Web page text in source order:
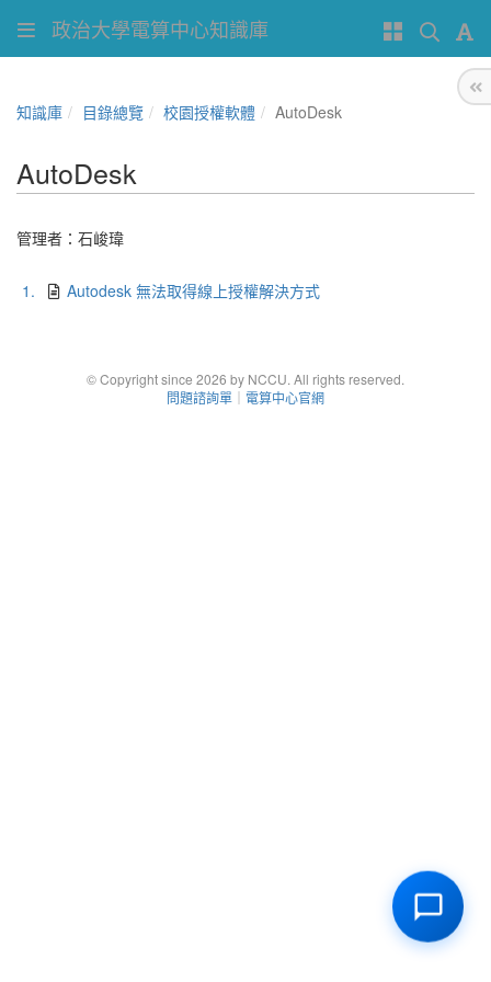
政治大學電算中心知識庫
知識庫 目錄總覽 校園授權軟體 AutoDesk
AutoDesk
管理者： 石峻瑋
1. Autodesk 無法取得線上授權解決方式
© Copyright since 2026 by NCCU. All rights reserved.
問題諮詢單 ｜ 電算中心官網